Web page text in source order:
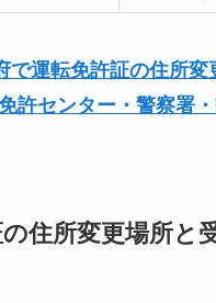
で運転免許証の住所変
許センター・警察署
住所変更場所と